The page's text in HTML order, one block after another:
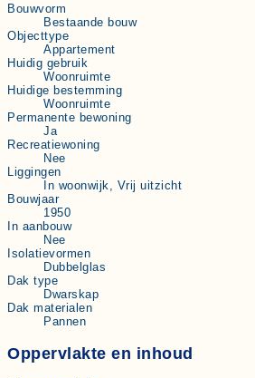
Bouwvorm
Bestaande bouw
Objecttype
Appartement
Huidig gebruik
Woonruimte
Huidige bestemming
Woonruimte
Permanente bewoning
Ja
Recreatiewoning
Nee
Liggingen
In woonwijk, Vrij uitzicht
Bouwjaar
1950
In aanbouw
Nee
Isolatievormen
Dubbelglas
Dak type
Dwarskap
Dak materialen
Pannen
Oppervlakte en inhoud